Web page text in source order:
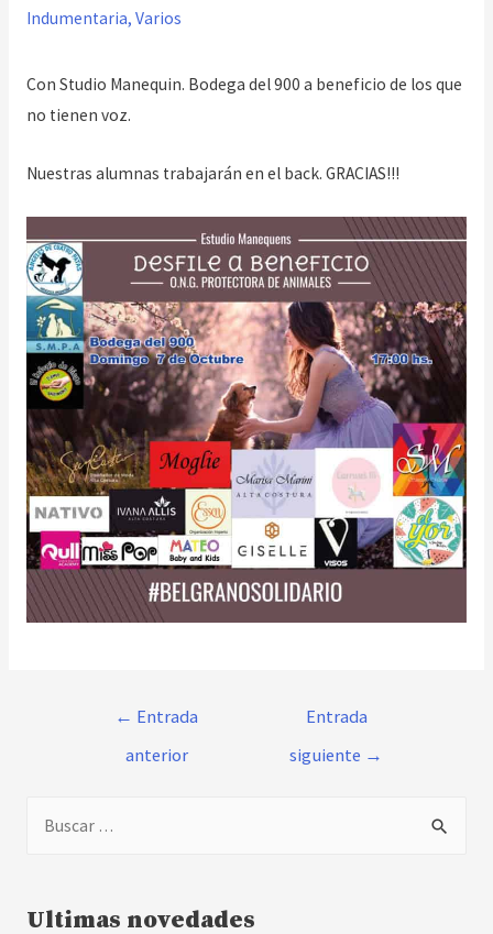
Indumentaria, Varios
Con Studio Manequin. Bodega del 900 a beneficio de los que
no tienen voz.
Nuestras alumnas trabajarán en el back. GRACIAS!!!
Navegación
entradas
← Entrada
anterior
Entrada
siguiente →
c
Ultimas novedades